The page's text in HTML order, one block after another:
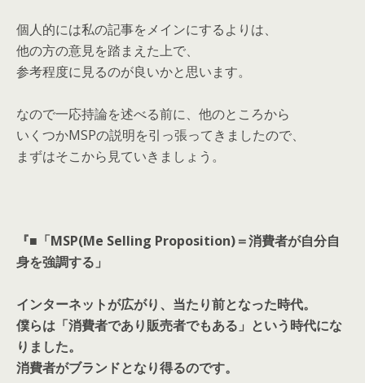
個人的には私の記事をメインにするよりは、
他の方の意見を踏まえた上で、
参考程度に見るのが良いかと思います。
なので一応持論を述べる前に、他のところから
いくつかMSPの説明を引っ張ってきましたので、
まずはそこから見ていきましょう。
『■「MSP(Me Selling Proposition)＝消費者が自分自
身を強調する」
インターネットが広がり、当たり前となった時代。
僕らは「消費者であり販売者でもある」という時代にな
りました。
消費者がブランドとなり得るのです。